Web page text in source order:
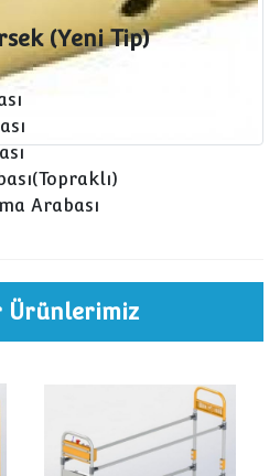
(Yeni Tip)
Arabası
Ürünlerimiz